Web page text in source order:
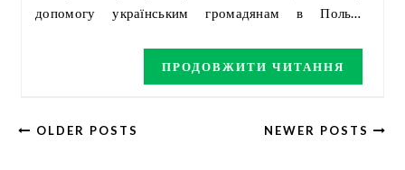
допомогу українським громадянам в Польщі.
ПРОДОВЖИТИ ЧИТАННЯ
OLDER POSTS NEWER POSTS